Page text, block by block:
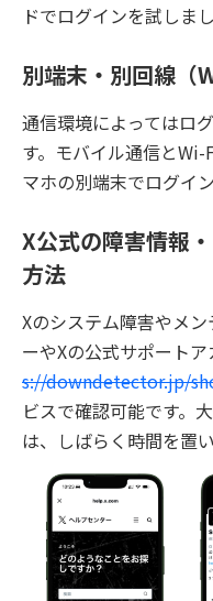
ドでログインを試しまし
別端末・別回線
通信環境によってはロ
す。モバイル通信と
マホの別端末でログイ
X公式の障害情報
方法
Xのシステム障害やメ
ーやXの公式サポート
s://downdetector.jp/
ビスで確認可能です。
は、しばらく時間を置